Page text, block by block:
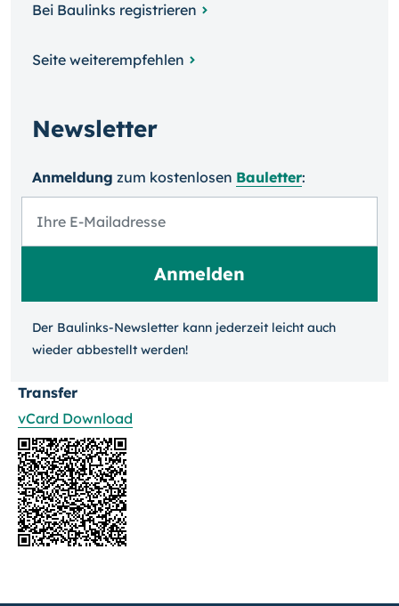
Bei Baulinks registrieren
Seite weiterempfehlen
Newsletter
Anmeldung zum kosten­losen Bauletter:
Der Baulinks-Newsletter kann jeder­zeit leicht auch
wieder ab­bestellt werden!
Transfer
vCard Download